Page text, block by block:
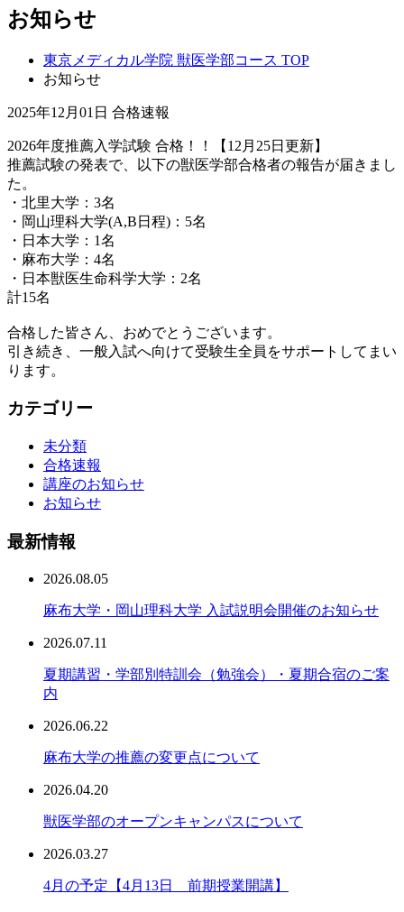
お知らせ
東京メディカル学院 獣医学部コース TOP
お知らせ
2025年12月01日 合格速報
2026年度推薦入学試験 合格！！【12月25日更新】
推薦試験の発表で、以下の獣医学部合格者の報告が届きまし
た。
・北里大学：3名
・岡山理科大学(A,B日程)：5名
・日本大学：1名
・麻布大学：4名
・日本獣医生命科学大学：2名
計15名
合格した皆さん、おめでとうございます。
引き続き、一般入試へ向けて受験生全員をサポートしてまい
ります。
カテゴリー
未分類
合格速報
講座のお知らせ
お知らせ
最新情報
2026.08.05
麻布大学・岡山理科大学 入試説明会開催のお知らせ
2026.07.11
夏期講習・学部別特訓会（勉強会）・夏期合宿のご案
内
2026.06.22
麻布大学の推薦の変更点について
2026.04.20
獣医学部のオープンキャンパスについて
2026.03.27
4月の予定【4月13日 前期授業開講】